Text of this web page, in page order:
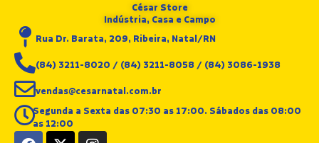
César Store
Indústria, Casa e Campo
Rua Dr. Barata, 209, Ribeira, Natal/RN
(84) 3211-8020 / (84) 3211-8058 / (84) 3086-1938
vendas@cesarnatal.com.br
Segunda a Sexta das 07:30 as 17:00. Sábados das 08:00
as 12:00
F
X
I